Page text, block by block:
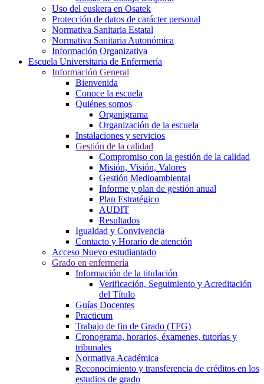
Uso del euskera en Osatek
Protección de datos de carácter personal
Normativa Sanitaria Estatal
Normativa Sanitaria Autonómica
Información Organizativa
Escuela Universitaria de Enfermería
Información General
Bienvenida
Conoce la escuela
Quiénes somos
Organigrama
Organización de la escuela
Instalaciones y servicios
Gestión de la calidad
Compromiso con la gestión de la calidad
Misión, Visión, Valores
Gestión Medioambiental
Informe y plan de gestión anual
Plan Estratégico
AUDIT
Resultados
Igualdad y Convivencia
Contacto y Horario de atención
Acceso Nuevo estudiantado
Grado en enfermería
Información de la titulación
Verificación, Seguimiento y Acreditación
del Título
Guías Docentes
Practicum
Trabajo de fin de Grado (TFG)
Cronograma, horarios, éxamenes, tutorías y
tribunales
Normativa Académica
Reconocimiento y transferencia de créditos en los
estudios de grado